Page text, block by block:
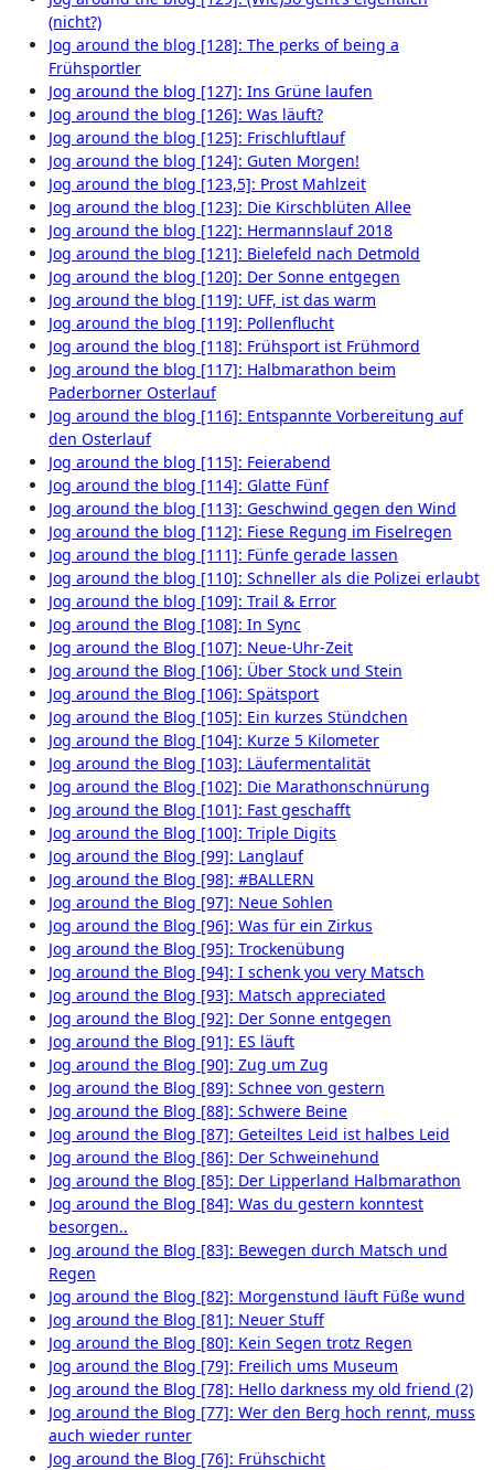
(nicht?)
Jog around the blog [128]: The perks of being a
Frühsportler
Jog around the blog [127]: Ins Grüne laufen
Jog around the blog [126]: Was läuft?
Jog around the blog [125]: Frischluftlauf
Jog around the blog [124]: Guten Morgen!
Jog around the blog [123,5]: Prost Mahlzeit
Jog around the blog [123]: Die Kirschblüten Allee
Jog around the blog [122]: Hermannslauf 2018
Jog around the blog [121]: Bielefeld nach Detmold
Jog around the blog [120]: Der Sonne entgegen
Jog around the blog [119]: UFF, ist das warm
Jog around the blog [119]: Pollenflucht
Jog around the blog [118]: Frühsport ist Frühmord
Jog around the blog [117]: Halbmarathon beim
Paderborner Osterlauf
Jog around the blog [116]: Entspannte Vorbereitung auf
den Osterlauf
Jog around the blog [115]: Feierabend
Jog around the blog [114]: Glatte Fünf
Jog around the blog [113]: Geschwind gegen den Wind
Jog around the blog [112]: Fiese Regung im Fiselregen
Jog around the blog [111]: Fünfe gerade lassen
Jog around the blog [110]: Schneller als die Polizei erlaubt
Jog around the blog [109]: Trail & Error
Jog around the Blog [108]: In Sync
Jog around the Blog [107]: Neue-Uhr-Zeit
Jog around the Blog [106]: Über Stock und Stein
Jog around the Blog [106]: Spätsport
Jog around the Blog [105]: Ein kurzes Stündchen
Jog around the Blog [104]: Kurze 5 Kilometer
Jog around the Blog [103]: Läufermentalität
Jog around the Blog [102]: Die Marathonschnürung
Jog around the Blog [101]: Fast geschafft
Jog around the Blog [100]: Triple Digits
Jog around the Blog [99]: Langlauf
Jog around the Blog [98]: #BALLERN
Jog around the Blog [97]: Neue Sohlen
Jog around the Blog [96]: Was für ein Zirkus
Jog around the Blog [95]: Trockenübung
Jog around the Blog [94]: I schenk you very Matsch
Jog around the Blog [93]: Matsch appreciated
Jog around the Blog [92]: Der Sonne entgegen
Jog around the Blog [91]: ES läuft
Jog around the Blog [90]: Zug um Zug
Jog around the Blog [89]: Schnee von gestern
Jog around the Blog [88]: Schwere Beine
Jog around the Blog [87]: Geteiltes Leid ist halbes Leid
Jog around the Blog [86]: Der Schweinehund
Jog around the Blog [85]: Der Lipperland Halbmarathon
Jog around the Blog [84]: Was du gestern konntest
besorgen..
Jog around the Blog [83]: Bewegen durch Matsch und
Regen
Jog around the Blog [82]: Morgenstund läuft Füße wund
Jog around the Blog [81]: Neuer Stuff
Jog around the Blog [80]: Kein Segen trotz Regen
Jog around the Blog [79]: Freilich ums Museum
Jog around the Blog [78]: Hello darkness my old friend (2)
Jog around the Blog [77]: Wer den Berg hoch rennt, muss
auch wieder runter
Jog around the Blog [76]: Frühschicht